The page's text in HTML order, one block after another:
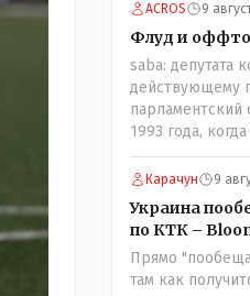
ACROS 9
Флуд и
saba: депутата
действующему
парламентский
1993 года,
Указы
перевыборов и
политики, и
РАСПУСТИЛ
Серикболсын
секретарь ЦК
депутат
Карачун 9
Украина
по КТК –
Прямо
там как